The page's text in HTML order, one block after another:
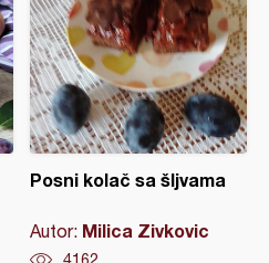
Posni kolač sa šljvama
Autor: Milica Zivkovic